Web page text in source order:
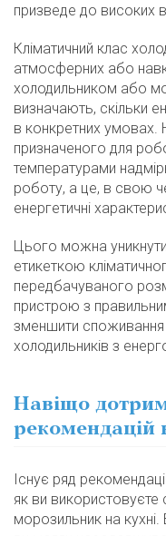
призведе до високих
Кліматичний клас
атмосферних або
холодильником або
визначають, скільки
в конкретних умовах.
призначеного для
температурами
роботу, а це, в свою
енергетичні
Цього можна
етикеткою
передбачуваного
пристрою з
зменшити споживання
холодильників з
Навіщо
рекомендацій
Існує ряд
як ви використовуєте
морозильник на